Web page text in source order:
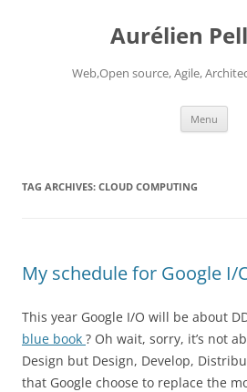
Aurélien
Web,Open source, Agile,
Menu
TAG ARCHIVES: CLOUD COMPUTING
My schedule for Google I/
This year Google I/O will be about
blue book ? Oh wait, sorry, it’s not
Design but Design, Develop,
that Google choose to replace the